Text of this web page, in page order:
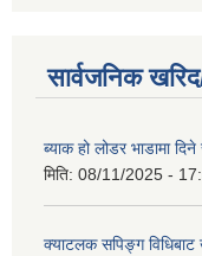
सार्वजनिक
ब्याक हो लोडर भाडामा
मिति: 08/11/2025 -
क्याटलक सपिङ्ग विधिबाट